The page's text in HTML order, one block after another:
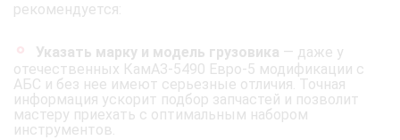
рекомендуется:
Указать марку и модель грузовика — даже у
отечественных КамАЗ-5490 Евро-5 модификации с
АБС и без нее имеют серьезные отличия. Точная
информация ускорит подбор запчастей и позволит
мастеру приехать с оптимальным набором
инструментов.